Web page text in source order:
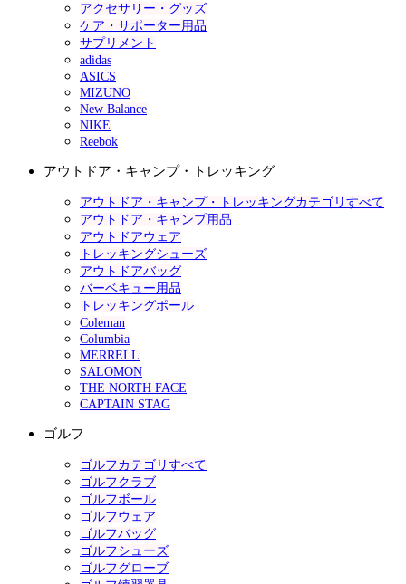
アクセサリー・グッズ
ケア・サポーター用品
サプリメント
adidas
ASICS
MIZUNO
New Balance
NIKE
Reebok
アウトドア・キャンプ・トレッキング
アウトドア・キャンプ・トレッキングカテゴリすべて
アウトドア・キャンプ用品
アウトドアウェア
トレッキングシューズ
アウトドアバッグ
バーベキュー用品
トレッキングポール
Coleman
Columbia
MERRELL
SALOMON
THE NORTH FACE
CAPTAIN STAG
ゴルフ
ゴルフカテゴリすべて
ゴルフクラブ
ゴルフボール
ゴルフウェア
ゴルフバッグ
ゴルフシューズ
ゴルフグローブ